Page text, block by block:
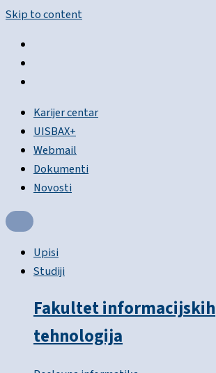
Skip to content
Karijer centar
UISBAX+
Webmail
Dokumenti
Novosti
Upisi
Studiji
Fakultet informacijskih
tehnologija